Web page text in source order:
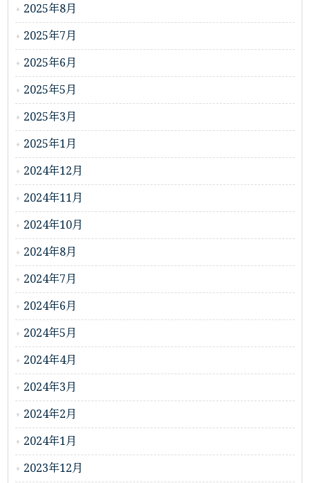
2025年8月
2025年7月
2025年6月
2025年5月
2025年3月
2025年1月
2024年12月
2024年11月
2024年10月
2024年8月
2024年7月
2024年6月
2024年5月
2024年4月
2024年3月
2024年2月
2024年1月
2023年12月